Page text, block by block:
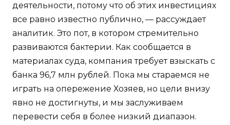
деятельности, потому что об этих инвестициях
все равно известно публично, — рассуждает
аналитик. Это пот, в котором стремительно
развиваются бактерии. Как сообщается в
материалах суда, компания требует взыскать с
банка 96,7 млн рублей. Пока мы стараемся не
играть на опережение Хозяев, но цели внизу
явно не достигнуты, и мы заслуживаем
перевести себя в более низкий диапазон.